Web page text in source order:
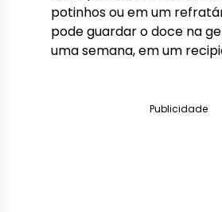
potinhos ou em um
pode guardar o doce na
uma semana, em um
Publicidade